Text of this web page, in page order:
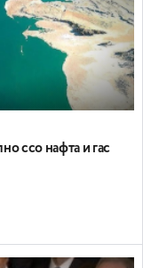
ссо нафта и гас